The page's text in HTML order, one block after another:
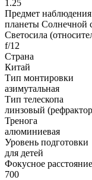
1.25
Предмет наблюдения
планеты Солнечной
Светосила
f/12
Страна
Китай
Тип монтировки
азимутальная
Тип телескопа
линзовый
Тренога
алюминиевая
Уровень подготовки
для детей
Фокусное
700